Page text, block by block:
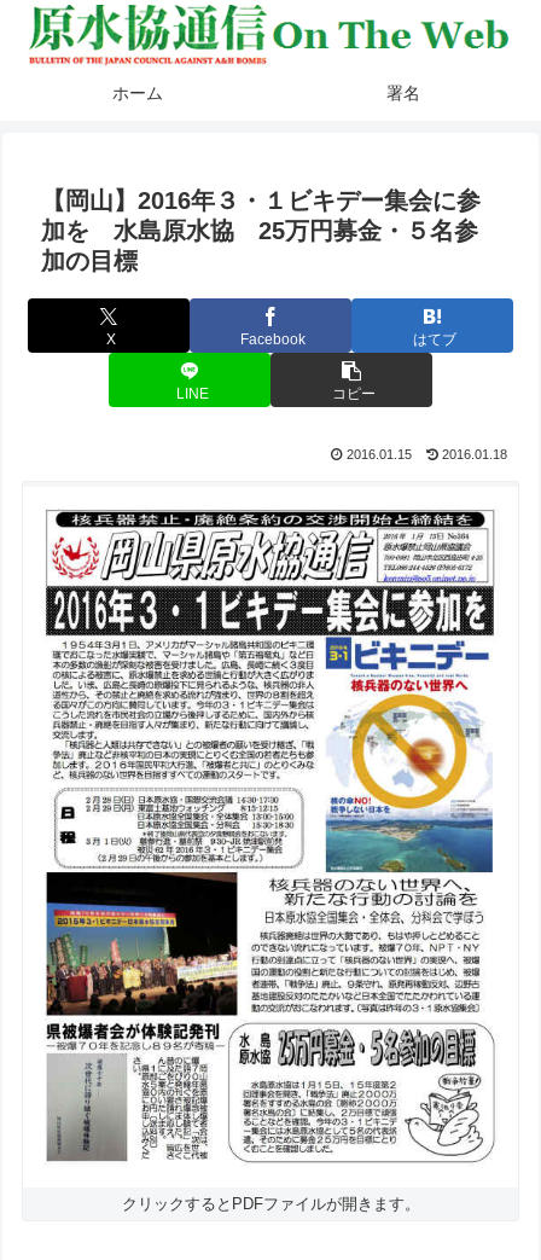
ホーム 署名
【岡山】2016年３・１ビキデー集会に参
加を 水島原水協 25万円募金・５名参
加の目標
X Facebook はてブ
LINE コピー
2016.01.15 2016.01.18
クリックするとPDFファイルが開きます。